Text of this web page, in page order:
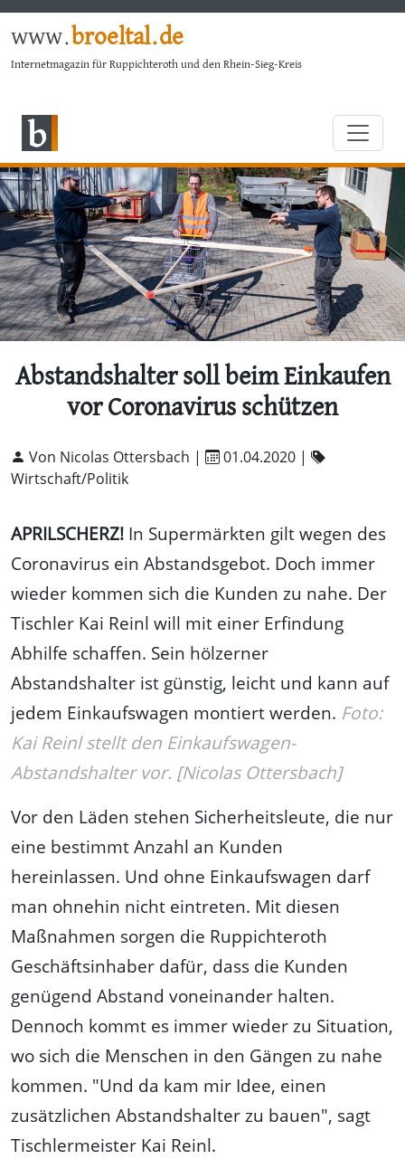
www.broeltal.de
Internetmagazin für Ruppichteroth und den Rhein-Sieg-Kreis
Abstandshalter soll beim Einkaufen
vor Coronavirus schützen
Von Nicolas Ottersbach | 01.04.2020 |
Wirtschaft/Politik
APRILSCHERZ! In Supermärkten gilt wegen des
Coronavirus ein Abstandsgebot. Doch immer
wieder kommen sich die Kunden zu nahe. Der
Tischler Kai Reinl will mit einer Erfindung
Abhilfe schaffen. Sein hölzerner
Abstandshalter ist günstig, leicht und kann auf
jedem Einkaufswagen montiert werden. Foto:
Kai Reinl stellt den Einkaufswagen-
Abstandshalter vor. [Nicolas Ottersbach]
Vor den Läden stehen Sicherheitsleute, die nur
eine bestimmt Anzahl an Kunden
hereinlassen. Und ohne Einkaufswagen darf
man ohnehin nicht eintreten. Mit diesen
Maßnahmen sorgen die Ruppichteroth
Geschäftsinhaber dafür, dass die Kunden
genügend Abstand voneinander halten.
Dennoch kommt es immer wieder zu Situation,
wo sich die Menschen in den Gängen zu nahe
kommen. "Und da kam mir Idee, einen
zusätzlichen Abstandshalter zu bauen", sagt
Tischlermeister Kai Reinl.